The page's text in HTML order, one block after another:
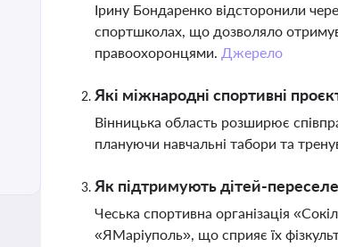
Ірину Бондаренко відсторонили
спортшколах, що дозволяло
правоохоронцями. Джерело
Які міжнародні спортивні
Вінницька область розширює
плануючи навчальні табори та
Як підтримують дітей-
Чеська спортивна організація
«ЯМаріуполь», що сприяє їх